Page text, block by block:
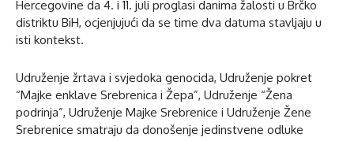
Hercegovine da 4. i 11. juli proglasi danima žalosti u Brčko
distriktu BiH, ocjenjujući da se time dva datuma stavljaju u
isti kontekst.
Udruženje žrtava i svjedoka genocida, Udruženje pokret
“Majke enklave Srebrenica i Žepa”, Udruženje “Žena
podrinja”, Udruženje Majke Srebrenice i Udruženje Žene
Srebrenice smatraju da donošenje jedinstvene odluke